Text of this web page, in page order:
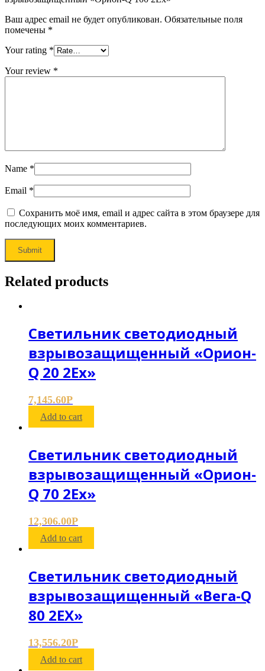
Ваш адрес email не будет опубликован. Обязательные поля
помечены *
Your rating *
Your review *
Name *
Email *
Сохранить моё имя, email и адрес сайта в этом браузере для
последующих моих комментариев.
Related products
Светильник светодиодный
взрывозащищенный «Орион-
Q 20 2Ех»
7,145.60Р
Add to cart
Светильник светодиодный
взрывозащищенный «Орион-
Q 70 2Ех»
12,306.00Р
Add to cart
Светильник светодиодный
взрывозащищенный «Вега-Q
80 2ЕХ»
13,556.20Р
Add to cart